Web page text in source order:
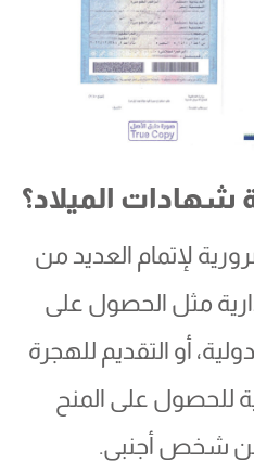
شهادات الميلاد؟
لإتمام العديد من
مثل الحصول على
أو التقديم للهجرة
للحصول على المنح
من شخص أجنبي.